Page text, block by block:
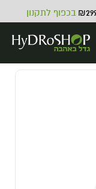
בכפוף לתקנון